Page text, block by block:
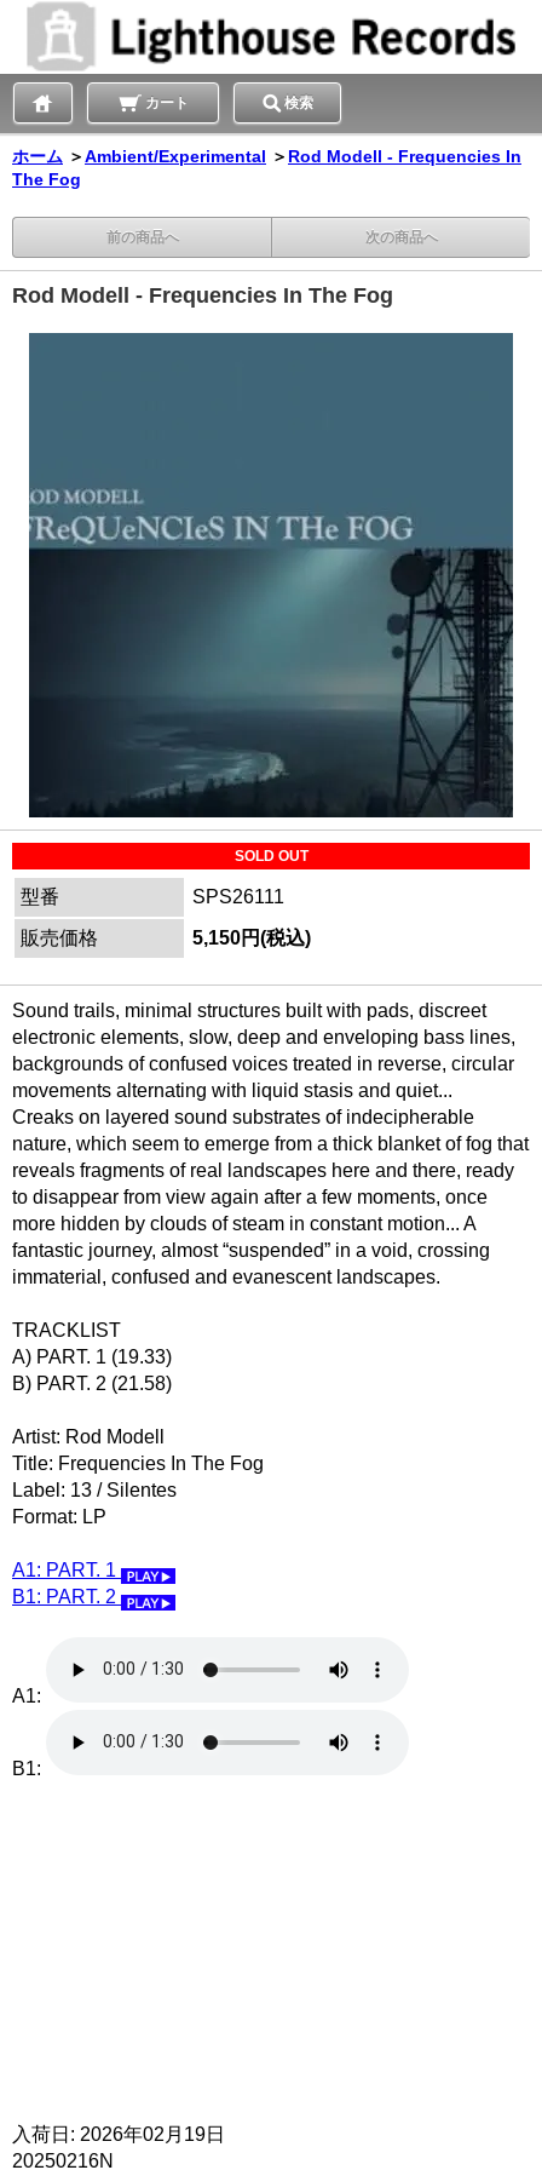
カート 検索
ホーム ＞Ambient/Experimental ＞ Rod Modell - Frequencies In
The Fog
前の商品へ 次の商品へ
Rod Modell - Frequencies In The Fog
SOLD OUT
型番
SPS26111
販売価格
5,150円(税込)
Sound trails, minimal structures built with pads, discreet
electronic elements, slow, deep and enveloping bass lines,
backgrounds of confused voices treated in reverse, circular
movements alternating with liquid stasis and quiet...
Creaks on layered sound substrates of indecipherable
nature, which seem to emerge from a thick blanket of fog that
reveals fragments of real landscapes here and there, ready
to disappear from view again after a few moments, once
more hidden by clouds of steam in constant motion... A
fantastic journey, almost “suspended” in a void, crossing
immaterial, confused and evanescent landscapes.
TRACKLIST
A) PART. 1 (19.33)
B) PART. 2 (21.58)
Artist: Rod Modell
Title: Frequencies In The Fog
Label: 13 / Silentes
Format: LP
A1: PART. 1
B1: PART. 2
A1:
B1:
入荷日: 2026年02月19日
20250216N